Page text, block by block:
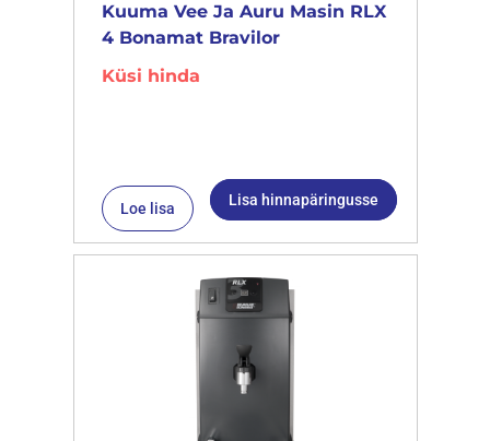
Kuuma Vee Ja Auru Masin RLX
4 Bonamat Bravilor
Küsi hinda
Loe lisa Lisa hinnapäringusse